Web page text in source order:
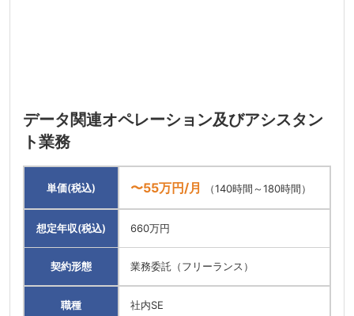
データ関連オペレーション及びアシスタン
ト業務
単価(税込) 〜55万円/月 （140時間～180時間）
想定年収(税込) 660万円
契約形態 業務委託（フリーランス）
職種 社内SE